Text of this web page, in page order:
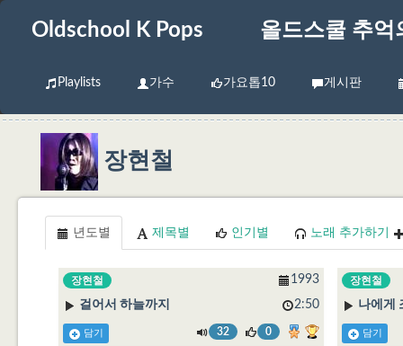
Oldschool K Pops 올드스쿨 추억
Playlists 가수 가요톱10 게시판
장현철
년도별 제목별 인기별 노래 추가하기
장현철
1993
걸어서 하늘까지
2:50
담기 32 0
장현철
나에게
담기